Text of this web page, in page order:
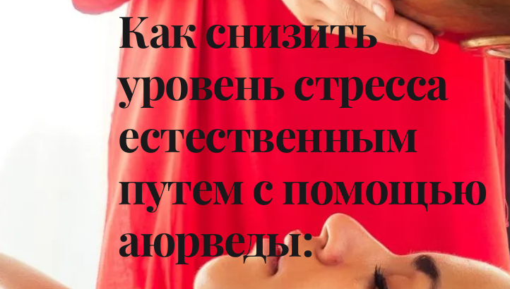
Как снизить
уровень стресса
естественным
путем с помощью
аюрведы: